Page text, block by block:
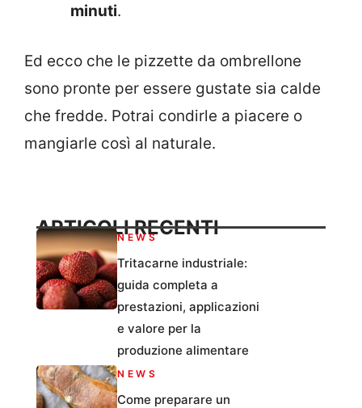
minuti.
Ed ecco che le pizzette da ombrellone
sono pronte per essere gustate sia calde
che fredde. Potrai condirle a piacere o
mangiarle così al naturale.
ARTICOLI RECENTI
NEWS
Tritacarne industriale:
guida completa a
prestazioni, applicazioni
e valore per la
produzione alimentare
NEWS
Come preparare un